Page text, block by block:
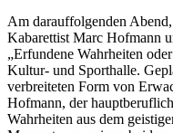
Am darauffolgenden
Kabarettist Marc Hofmann
„Erfundene Wahrheiten
Kultur- und Sporthalle.
verbreiteten Form von
Hofmann, der
Wahrheiten aus dem